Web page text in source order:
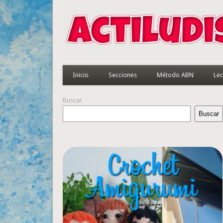
Inicio Secciones Método ABN
Buscar
Buscar